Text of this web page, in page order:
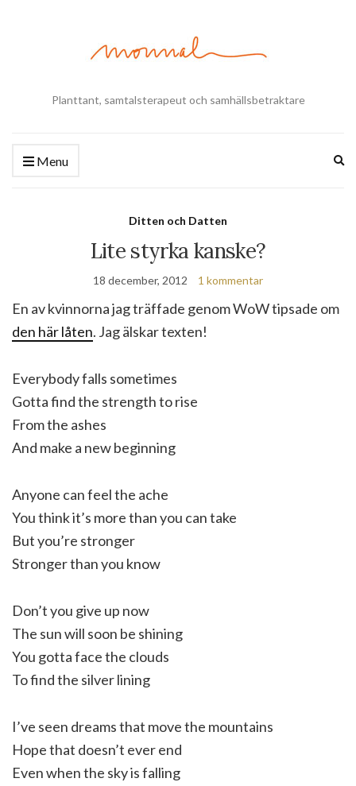
Planttant, samtalsterapeut och samhällsbetraktare
Menu
Ditten och Datten
Lite styrka kanske?
18 december, 2012 1 kommentar
En av kvinnorna jag träffade genom WoW tipsade om
den här låten. Jag älskar texten!
Everybody falls sometimes
Gotta find the strength to rise
From the ashes
And make a new beginning
Anyone can feel the ache
You think it’s more than you can take
But you’re stronger
Stronger than you know
Don’t you give up now
The sun will soon be shining
You gotta face the clouds
To find the silver lining
I’ve seen dreams that move the mountains
Hope that doesn’t ever end
Even when the sky is falling